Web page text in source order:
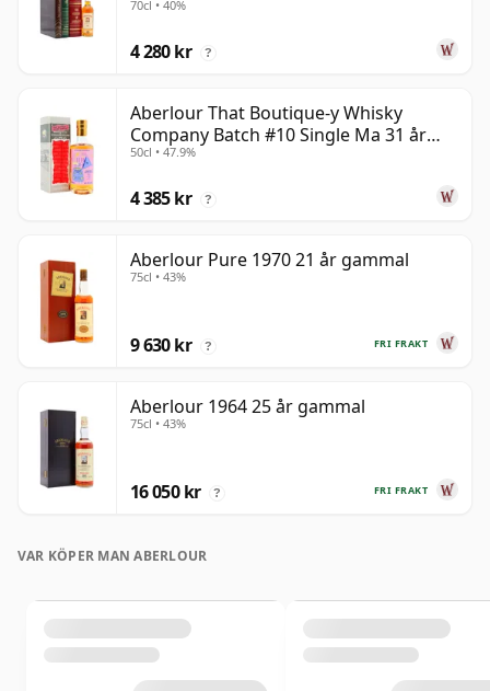
70cl • 40%
4 280 kr ?
Aberlour That Boutique-y Whisky
Company Batch #10 Single Ma 31 år
gammal
50cl • 47.9%
4 385 kr ?
Aberlour Pure 1970 21 år gammal
75cl • 43%
FRI FRAKT
9 630 kr ?
Aberlour 1964 25 år gammal
75cl • 43%
FRI FRAKT
16 050 kr ?
VAR KÖPER MAN ABERLOUR